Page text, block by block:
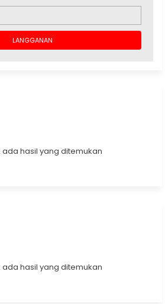
hasil yang ditemukan
hasil yang ditemukan